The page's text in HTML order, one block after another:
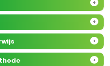
+
+
+
+